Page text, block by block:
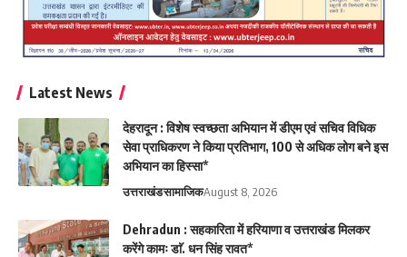
Latest News
देहरादून : विशेष स्वच्छता अभियान में डीएम एवं सचिव विधिक
सेवा प्राधिकरण ने किया प्रतिभाग, 100 से अधिक लोग बने इस
अभियान का हिस्सा*
उत्तराखंडसामाजिकAugust 8, 2026
Dehradun : सहकारिता में हरियाणा व उत्तराखंड मिलकर
करेंगे कामः डाॅ. धन सिंह रावत*